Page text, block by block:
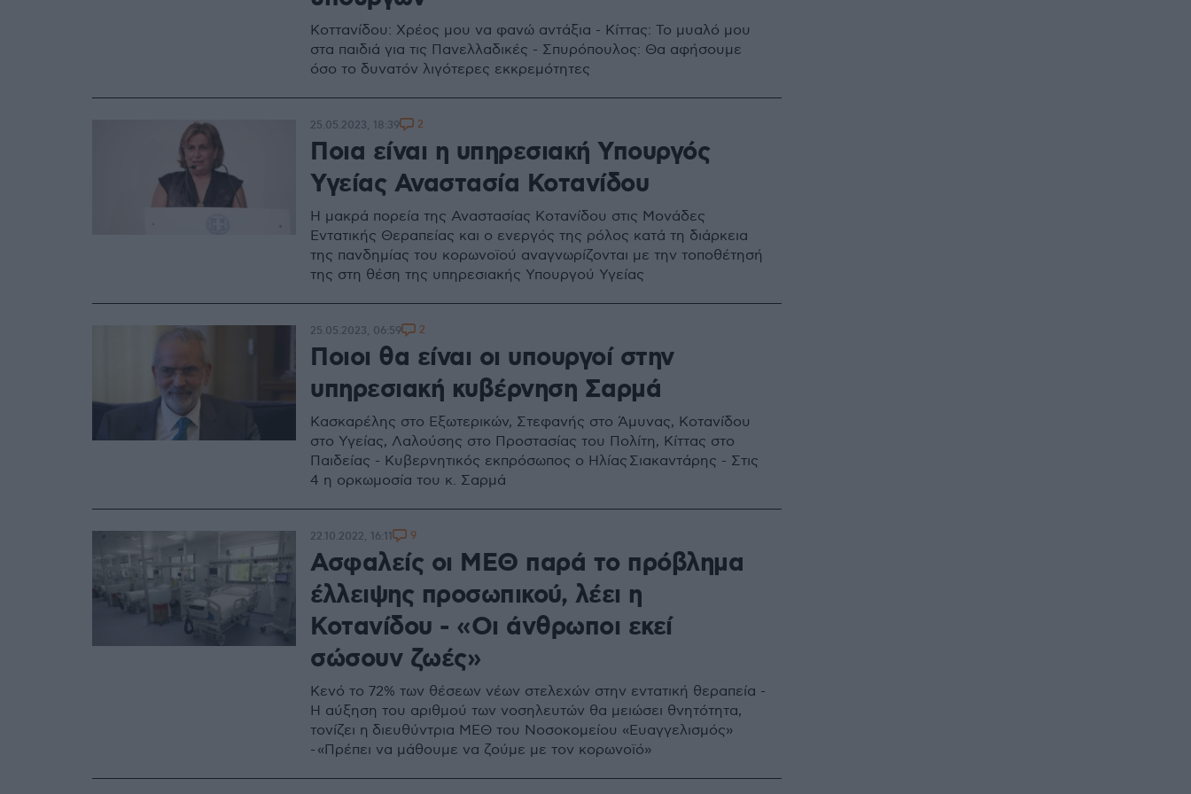
Κοττανίδου: Χρέος μου να φανώ αντάξια - Κίττας: Το μυαλό μου
στα παιδιά για τις Πανελλαδικές - Σπυρόπουλος: Θα αφήσουμε
όσο το δυνατόν λιγότερες εκκρεμότητες
Ποια είναι η υπηρεσιακή Υπουργός
Υγείας Αναστασία Κοτανίδου
Η μακρά πορεία της Αναστασίας Κοτανίδου στις Μονάδες
Εντατικής Θεραπείας και ο ενεργός της ρόλος κατά τη διάρκεια
της πανδημίας του κορωνοϊού αναγνωρίζονται με την τοποθέτησή
της στη θέση της υπηρεσιακής Υπουργού Υγείας
25.05.2023, 18:39 2
Ποιοι θα είναι οι υπουργοί στην
υπηρεσιακή κυβέρνηση Σαρμά
Κασκαρέλης στο Εξωτερικών, Στεφανής στο Άμυνας, Κοτανίδου
στο Υγείας, Λαλούσης στο Προστασίας του Πολίτη, Κίττας στο
Παιδείας - Κυβερνητικός εκπρόσωπος ο Ηλίας Σιακαντάρης - Στις
4 η ορκωμοσία του κ. Σαρμά
25.05.2023, 06:59 2
Ασφαλείς οι ΜΕΘ παρά το πρόβλημα
έλλειψης προσωπικού, λέει η
Κοτανίδου - «Οι άνθρωποι εκεί
σώσουν ζωές»
Κενό το 72% των θέσεων νέων στελεχών στην εντατική θεραπεία -
Η αύξηση του αριθμού των νοσηλευτών θα μειώσει θνητότητα,
τονίζει η διευθύντρια ΜΕΘ του Νοσοκομείου «Ευαγγελισμός»
- «Πρέπει να μάθουμε να ζούμε με τον κορωνοϊό»
22.10.2022, 16:11 9